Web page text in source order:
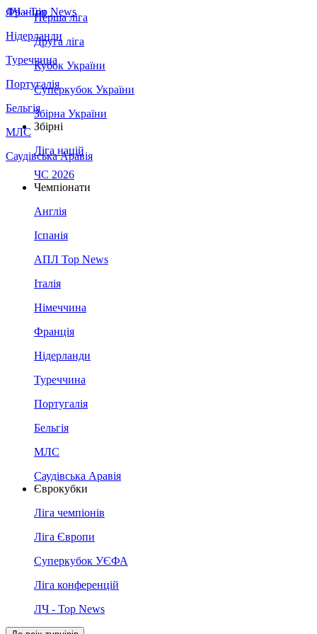
Франція
Нідерланди
Туреччина
Португалія
Бельгія
МЛС
Саудівська Аравія
ЛЧ - Top News
Перша ліга
Друга ліга
Кубок України
Суперкубок України
Збірна України
Збірні
Ліга націй
ЧС 2026
Чемпіонати
Англія
Іспанія
АПЛ Top News
Італія
Німеччина
Франція
Нідерланди
Туреччина
Португалія
Бельгія
МЛС
Саудівська Аравія
Єврокубки
Ліга чемпіонів
Ліга Європи
Суперкубок УЄФА
Ліга конференцій
ЛЧ - Top News